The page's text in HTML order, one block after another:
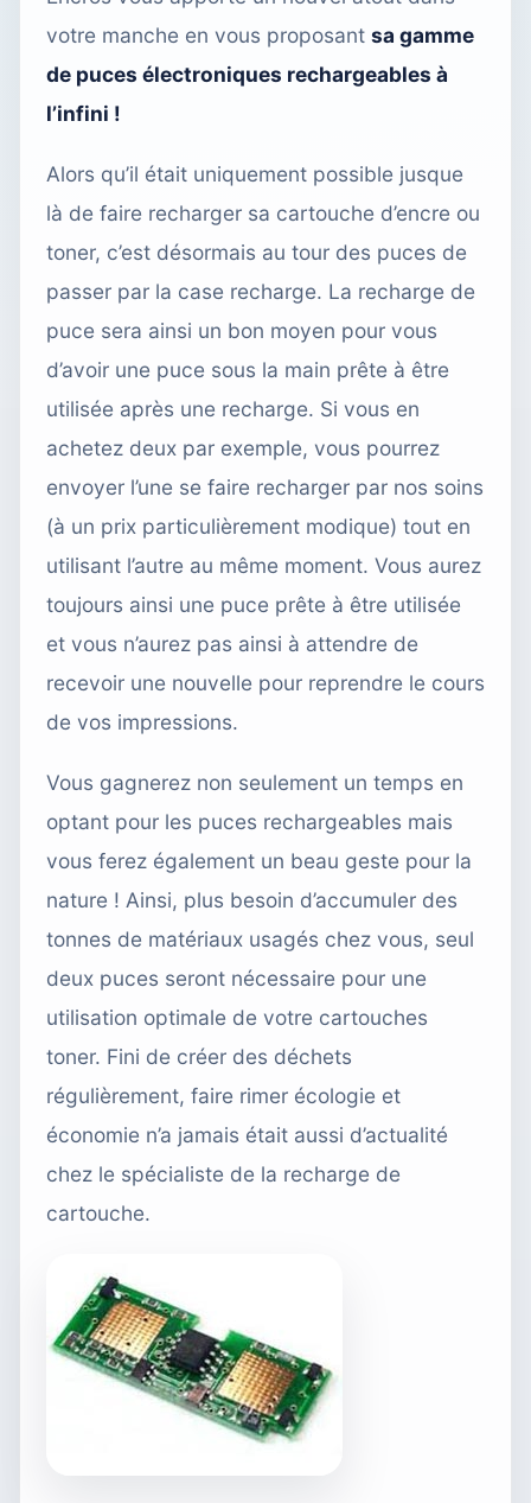
votre manche en vous proposant sa gamme
de puces électroniques rechargeables à
l’infini !
Alors qu’il était uniquement possible jusque
là de faire recharger sa cartouche d’encre ou
toner, c’est désormais au tour des puces de
passer par la case recharge. La recharge de
puce sera ainsi un bon moyen pour vous
d’avoir une puce sous la main prête à être
utilisée après une recharge. Si vous en
achetez deux par exemple, vous pourrez
envoyer l’une se faire recharger par nos soins
(à un prix particulièrement modique) tout en
utilisant l’autre au même moment. Vous aurez
toujours ainsi une puce prête à être utilisée
et vous n’aurez pas ainsi à attendre de
recevoir une nouvelle pour reprendre le cours
de vos impressions.
Vous gagnerez non seulement un temps en
optant pour les puces rechargeables mais
vous ferez également un beau geste pour la
nature ! Ainsi, plus besoin d’accumuler des
tonnes de matériaux usagés chez vous, seul
deux puces seront nécessaire pour une
utilisation optimale de votre cartouches
toner. Fini de créer des déchets
régulièrement, faire rimer écologie et
économie n’a jamais était aussi d’actualité
chez le spécialiste de la recharge de
cartouche.